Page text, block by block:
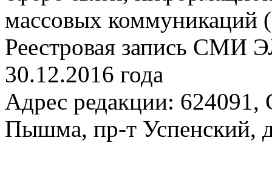
массовых коммуникаций
Реестровая запись СМИ
30.12.2016 года
Адрес редакции: 624091,
Пышма, пр-т Успенский,